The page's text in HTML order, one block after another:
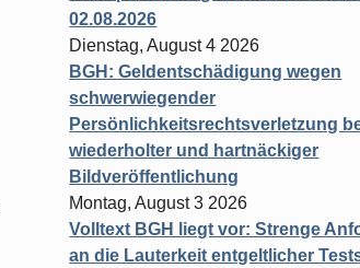
02.08.2026
Dienstag, August 4 2026
BGH: Geldentschädigung wegen
schwerwiegender
Persönlichkeitsrechtsverletzung
wiederholter und hartnäckiger
Bildveröffentlichung
Montag, August 3 2026
Volltext BGH liegt vor: Strenge
an die Lauterkeit entgeltlicher